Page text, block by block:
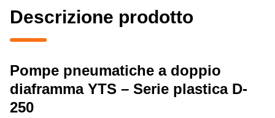
Descrizione prodotto
Pompe pneumatiche a doppio
diaframma YTS – Serie plastica D-
250